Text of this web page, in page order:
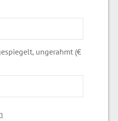
ungerahmt (€